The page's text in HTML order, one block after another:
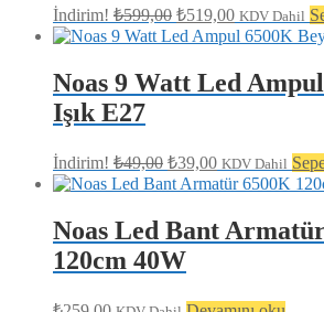
İndirim! ₺599,00 Orijinal
fiyat:
₺519,00Şu
andaki
fiyat:
₺519,00.
KDV Dahil
Noas 9 Watt Led
Işık E27
İndirim! ₺49,00 Orijinal
fiyat:
₺39,00Şu
andaki
fiyat:
₺39,00.
KDV Dahil
Noas Led Bant
120cm 40W